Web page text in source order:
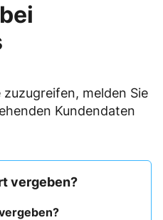
melden Sie
Kundendaten
vergeben?